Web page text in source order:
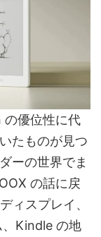
の優位性に代
たものが見つ
ーの世界でま
の話に戻
ィスプレイ、
Kindle の地